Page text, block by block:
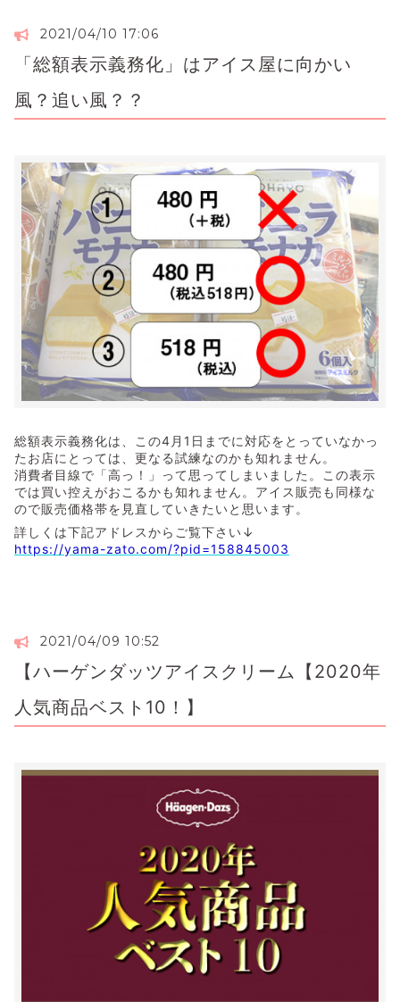
2021/04/10 17:06
「総額表示義務化」はアイス屋に向かい
風？追い風？？
総額表示義務化は、この4月1日までに対応をとっていなかっ
たお店にとっては、更なる試練なのかも知れません。
消費者目線で「高っ！」って思ってしまいました。この表示
では買い控えがおこるかも知れません。アイス販売も同様な
ので販売価格帯を見直していきたいと思います。
詳しくは下記アドレスからご覧下さい↓
https://yama-zato.com/?pid=158845003
2021/04/09 10:52
【ハーゲンダッツアイスクリーム【2020年
人気商品ベスト10！】